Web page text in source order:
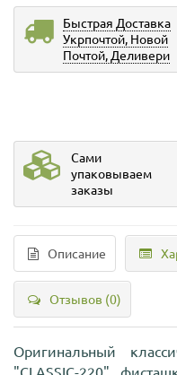
Быстрая Доставка
Укрпочтой, Новой
Почтой, Деливери
Сами
упаковываем
заказы
Описание
Отзывов (0)
Оригинальный
"CLASSIC-220"